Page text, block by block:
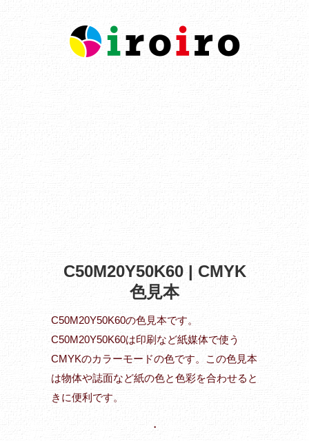
C50M20Y50K60 | CMYK
色見本
C50M20Y50K60の色見本です。
C50M20Y50K60は印刷など紙媒体で使う
CMYKのカラーモードの色です。この色見本
は物体や誌面など紙の色と色彩を合わせると
きに便利です。
・